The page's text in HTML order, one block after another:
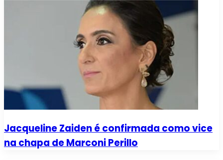
Jacqueline Zaiden é confirmada como vice
na chapa de Marconi Perillo